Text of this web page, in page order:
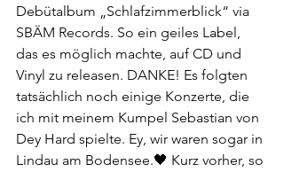
Debütalbum „Schlafzimmerblick“ via
SBÄM Records. So ein geiles Label,
das es möglich machte, auf CD und
Vinyl zu releasen. DANKE! Es folgten
tatsächlich noch einige Konzerte, die
ich mit meinem Kumpel Sebastian von
Dey Hard spielte. Ey, wir waren sogar in
Lindau am Bodensee.🖤 Kurz vorher, so